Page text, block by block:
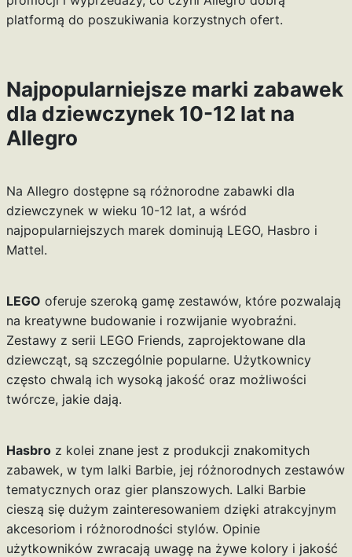
platformą do poszukiwania korzystnych ofert.
Najpopularniejsze marki zabawek
dla dziewczynek 10-12 lat na
Allegro
Na Allegro dostępne są różnorodne zabawki dla
dziewczynek w wieku 10-12 lat, a wśród
najpopularniejszych marek dominują LEGO, Hasbro i
Mattel.
LEGO oferuje szeroką gamę zestawów, które pozwalają
na kreatywne budowanie i rozwijanie wyobraźni.
Zestawy z serii LEGO Friends, zaprojektowane dla
dziewcząt, są szczególnie popularne. Użytkownicy
często chwalą ich wysoką jakość oraz możliwości
twórcze, jakie dają.
Hasbroz kolei znane jest z produkcji znakomitych
zabawek, w tym lalki Barbie, jej różnorodnych zestawów
tematycznych oraz gier planszowych. Lalki Barbie
cieszą się dużym zainteresowaniem dzięki atrakcyjnym
akcesoriom i różnorodności stylów. Opinie
użytkowników zwracają uwagę na żywe kolory i jakość